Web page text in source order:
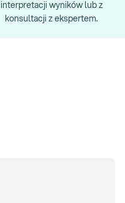
interpretacji wyników lub z
konsultacji z ekspertem.